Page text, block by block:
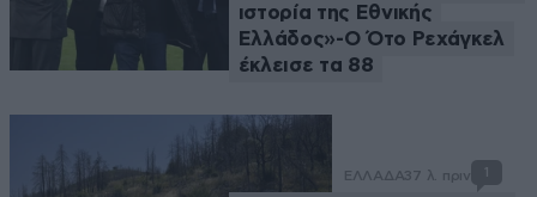
ιστορία της Εθνικής
Ελλάδος»-Ο Ότο Ρεχάγκελ
έκλεισε τα 88
ΕΛΛΑΔΑ37 λ. πριν 1